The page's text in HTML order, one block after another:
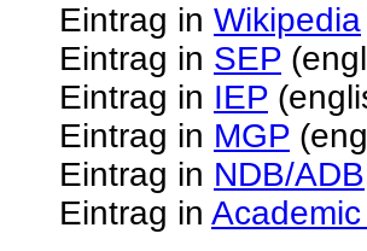
Eintrag in Wikipedia
Eintrag in SEP
Eintrag in IEP
Eintrag in MGP
Eintrag in NDB/ADB
Eintrag in